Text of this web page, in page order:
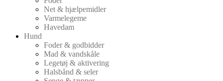
Net & hjælpemidler
Varmelegeme
Havedam
Hund
Foder & godbidder
Mad & vandskåle
Legetøj & aktivering
Halsbånd & seler